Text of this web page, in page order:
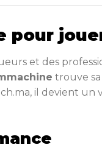
pour
et des
trouve
il devient